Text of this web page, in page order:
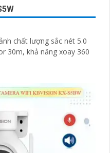
chất lượng sắc nét 5.0
30m, khả năng xoay 360